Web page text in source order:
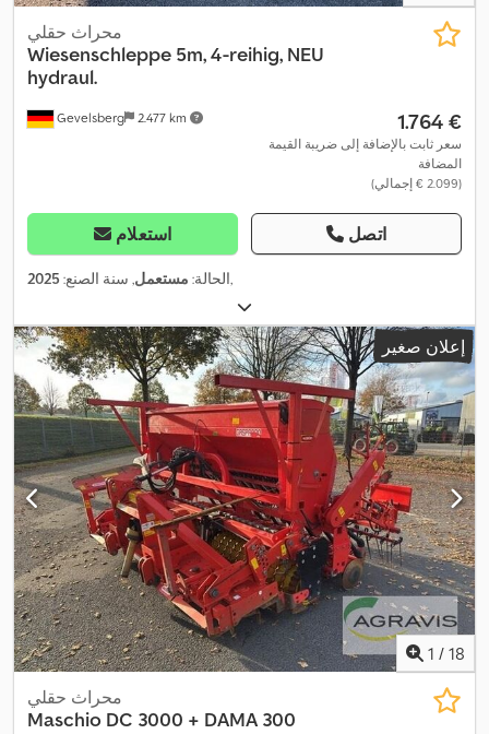
Gevelsberg 2.477 km
محراث حقلي
Wiesenschleppe 5m, 4-reihig, NEU
hydraul.
‏1.764 €
سعر ثابت بالإضافة إلى ضريبة القيمة
المضافة
(‏2.099 € إجمالي)
استعلام اتصل
الحالة: مستعمل, سنة الصنع: 2025 ,
إعلان صغير
1 / 18
محراث حقلي
Maschio DC 3000 + DAMA 300